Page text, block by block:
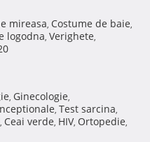
mireasa, Costume de baie,
logodna, Verighete,
, Ginecologie,
, Test sarcina,
, Ceai verde, HIV, Ortopedie,